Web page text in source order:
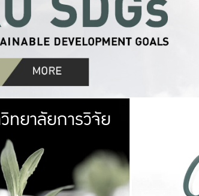
มหาวิทยาลัย
เกษตรศาสตร์ มีพื้นที่เขียวสดใส หนาแน่น
เป็นป่าในเมือง (URBAN FOREST)
เกษตรในเมือง (URBAN AGRICULTURE)
ทยาลัยการวิจัย